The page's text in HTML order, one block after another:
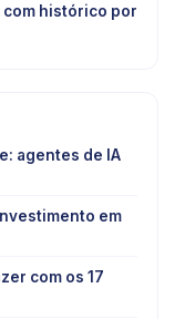
com histórico por
agentes de IA
em
com os 17